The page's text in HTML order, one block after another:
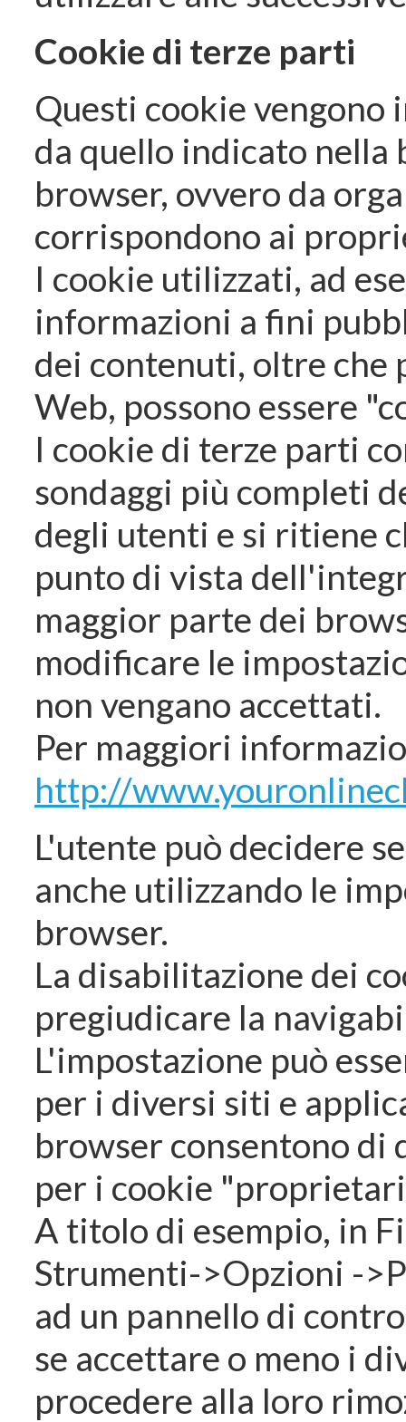
Cookie di terze parti
Questi cookie
da quello indicato
browser, ovvero da
corrispondono ai
I cookie utilizzati, ad
informazioni a fini
dei contenuti, oltre che
Web, possono essere
I cookie di terze parti
sondaggi più completi
degli utenti e si ritiene
punto di vista
maggior parte dei
modificare le
non vengano accettati.
Per maggiori
http://
L'utente può decidere
anche utilizzando le
browser.
La disabilitazione dei
pregiudicare la
L'impostazione può
per i diversi siti e
browser consentono
per i cookie
A titolo di esempio, in
Strumenti->Opzioni -
ad un pannello di
se accettare o meno i
procedere alla loro